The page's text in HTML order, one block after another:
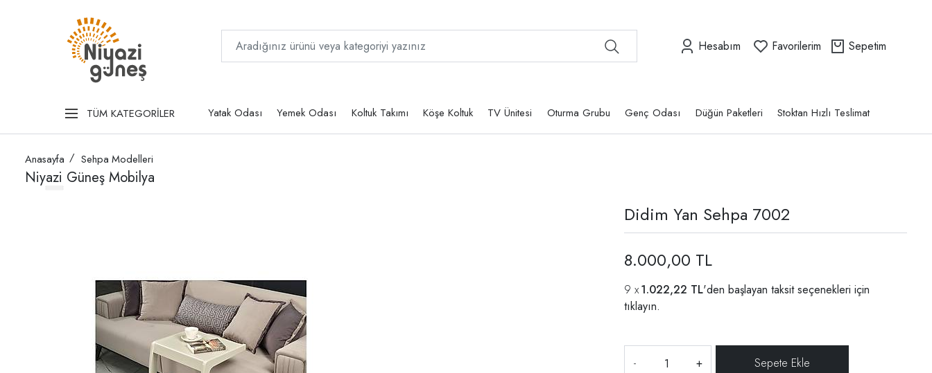
Hesabım Favorilerim Sepetim
TÜM KATEGORİLER Yatak Odası Yemek Odası Koltuk Takımı Köşe Koltuk TV Ünitesi Oturma Grubu Genç Odası Düğün Paketleri Stoktan Hızlı Teslimat
Anasayfa Sehpa Modelleri
Niyazi Güneş Mobilya
Didim Yan Sehpa 7002
8.000,00 TL
1.022,22 TL'den başlayan taksit seçenekleri için
tıklayın.
- +